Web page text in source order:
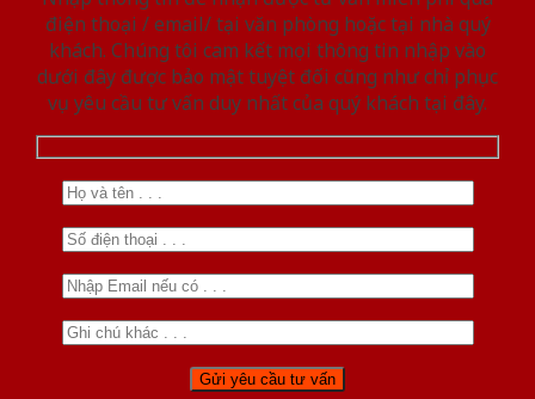
điện thoại / email/ tại văn phòng hoặc tại nhà quý
khách. Chúng tôi cam kết mọi thông tin nhập vào
dưới đây được bảo mật tuyệt đối cũng như chỉ phục
vụ yêu cầu tư vấn duy nhất của quý khách tại đây.